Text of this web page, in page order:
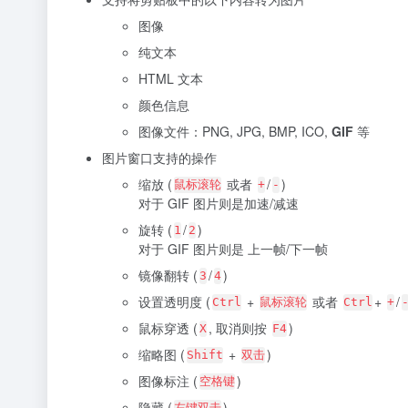
图像
纯文本
HTML 文本
颜色信息
图像文件：PNG, JPG, BMP, ICO, GIF 等
图片窗口支持的操作
缩放 ( 鼠标滚轮 或者 +/ - )
对于 GIF 图片则是加速/减速
旋转 ( 1 / 2 )
对于 GIF 图片则是 上一帧/下一帧
镜像翻转 ( 3 /4)
设置透明度 ( Ctrl + 鼠标滚轮 或者 Ctrl + +/ -
鼠标穿透 ( X , 取消则按 F4)
缩略图 ( Shift + 双击)
图像标注 ( 空格键)